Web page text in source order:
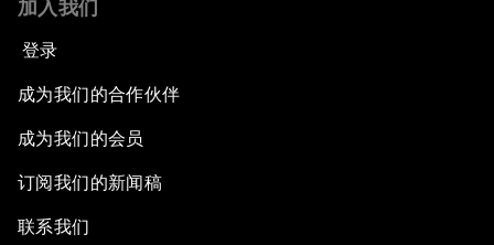
加入我们
登录
成为我们的合作伙伴
成为我们的会员
订阅我们的新闻稿
联系我们